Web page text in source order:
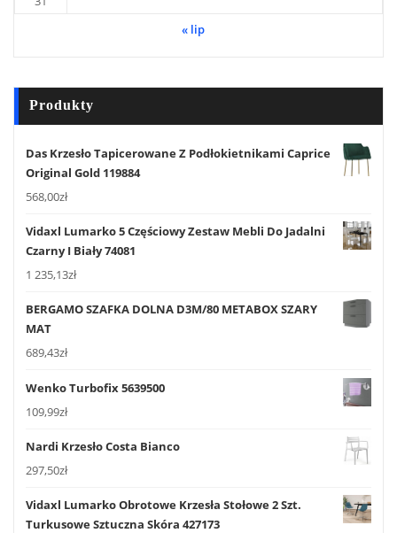
« lip
Produkty
Das Krzesło Tapicerowane Z Podłokietnikami Caprice
Original Gold 119884
568,00zł
Vidaxl Lumarko 5 Częściowy Zestaw Mebli Do Jadalni
Czarny I Biały 74081
1 235,13zł
BERGAMO SZAFKA DOLNA D3M/80 METABOX SZARY
MAT
689,43zł
Wenko Turbofix 5639500
109,99zł
Nardi Krzesło Costa Bianco
297,50zł
Vidaxl Lumarko Obrotowe Krzesła Stołowe 2 Szt.
Turkusowe Sztuczna Skóra 427173